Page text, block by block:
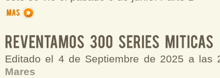
Editado el 4 de Septiembre de 2025 a las
Mares